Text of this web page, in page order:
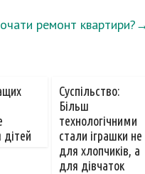
ремонт квартири?
дітей
Суспільство:
Більш
технологічними
стали іграшки не
для хлопчиків, а
для дівчаток